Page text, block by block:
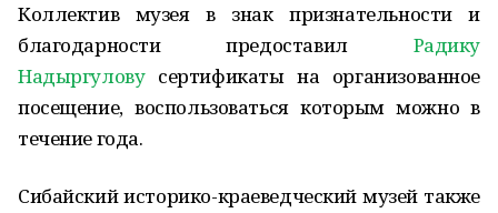
Коллектив музея в знак признательности и
благодарности предоставил Радику
Надыргулову сертификаты на организованное
посещение, воспользоваться которым можно в
течение года.
Сибайский историко-краеведческий музей также